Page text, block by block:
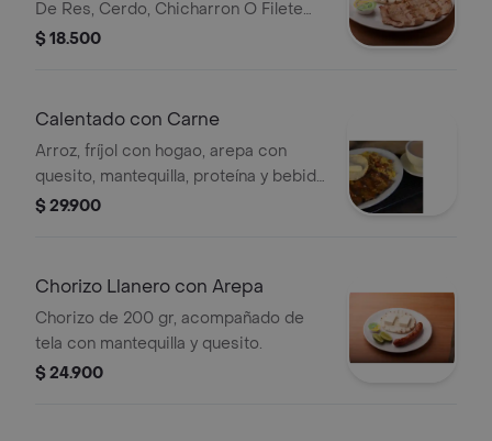
De Res, Cerdo, Chicharron O Filete
De Pechuga, Acompanado De Tela
$ 18.500
Calentado con Carne
Arroz, fríjol con hogao, arepa con
quesito, mantequilla, proteína y bebida
a elegir.
$ 29.900
Chorizo Llanero con Arepa
Chorizo de 200 gr, acompañado de
tela con mantequilla y quesito.
$ 24.900